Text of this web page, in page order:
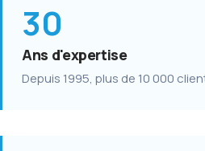
30
Ans d'expertise
Depuis 1995, plus de 10 000